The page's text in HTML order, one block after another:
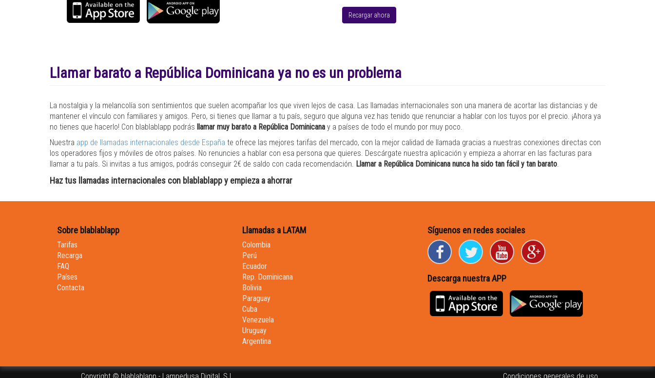
Recargar ahora
Llamar barato a República Dominicana ya no es un problema
La nostalgia y la melancolía son sentimientos que suelen acompañar los que viven lejos de casa. Las llamadas internacionales son una manera de acortar las distancias y de
mantener el vínculo con familiares y amigos. Pero, si tienes que llamar a tu país, seguro que alguna vez has tenido que renunciar a hablar con los tuyos por el precio. ¡Ahora ya
no tienes que hacerlo! Con blablablapp podrás llamar muy barato a República Dominicana y a países de todo el mundo por muy poco.
Nuestra app de llamadas internacionales desde España te ofrece las mejores tarifas del mercado, con la mejor calidad de llamada gracias a nuestras conexiones directas con
los operadores fijos y móviles de otros países. No renuncies a hablar con esa persona que quieres. Descárgate nuestra aplicación y empieza a ahorrar en las facturas para
llamar a tu país. Si invitas a tus amigos, podrás conseguir 2€ de saldo con cada recomendación. Llamar a República Dominicana nunca ha sido tan fácil y tan barato.
Haz tus llamadas internacionales con blablablapp y empieza a ahorrar
Sobre blablablapp
Tarifas
Recarga
FAQ
Países
Contacta
Llamadas a LATAM
Colombia
Perú
Ecuador
Rep. Dominicana
Bolivia
Paraguay
Cuba
Venezuela
Uruguay
Argentina
Síguenos en redes sociales
Descarga nuestra APP